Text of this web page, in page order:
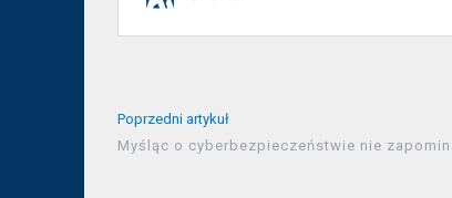
Poprzedni artykuł
Myśląc o cyberbezpieczeństwie nie